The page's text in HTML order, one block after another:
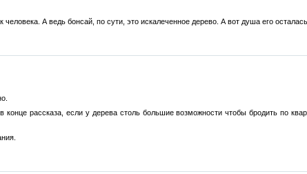
А ведь бонсай, по сути, это искалеченное дерево. А вот душа его
рассказа, если у дерева столь большие возможности чтобы бродить по